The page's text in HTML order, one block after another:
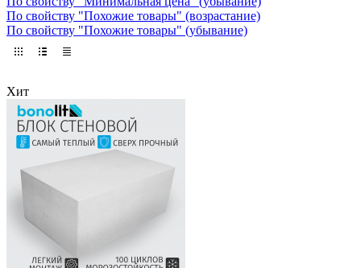
По свойству "Похожие товары" (возрастание)
По свойству "Похожие товары" (убывание)
Хит